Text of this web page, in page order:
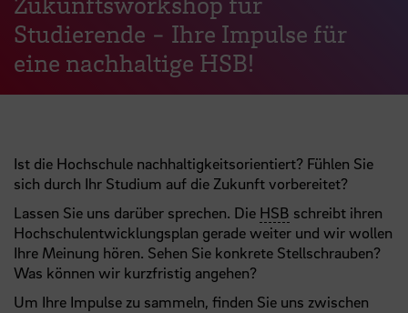
Studierende - Ihre Impulse für
eine nachhaltige HSB!
Ist die Hochschule nachhaltigkeitsorientiert? Fühlen Sie
sich durch Ihr Studium auf die Zukunft vorbereitet?
Lassen Sie uns darüber sprechen. Die HSB schreibt ihren
Hochschulentwicklungsplan gerade weiter und wir wollen
Ihre Meinung hören. Sehen Sie konkrete Stellschrauben?
Was können wir kurzfristig angehen?
Um Ihre Impulse zu sammeln, finden Sie uns zwischen